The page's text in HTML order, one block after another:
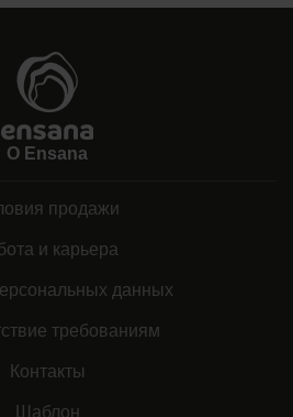
О Ensana
продажи
и карьера
данных
требованиям
Контакты
Шаблон